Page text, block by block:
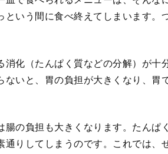
という間に食べ終えてしまいます。
消化（たんぱく質などの分解）が十
ないと、胃の負担が大きくなり、胃
腸の負担も大きくなります。たんぱ
通りしてしまうのです。これでは、